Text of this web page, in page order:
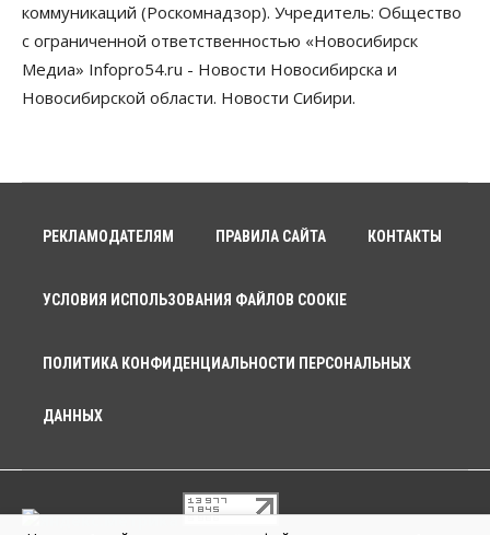
коммуникаций (Роскомнадзор). Учредитель: Общество
с ограниченной ответственностью «Новосибирск
Медиа» Infopro54.ru - Новости Новосибирска и
Новосибирской области. Новости Сибири.
РЕКЛАМОДАТЕЛЯМ ПРАВИЛА САЙТА КОНТАКТЫ
УСЛОВИЯ ИСПОЛЬЗОВАНИЯ ФАЙЛОВ COOKIE
ПОЛИТИКА КОНФИДЕНЦИАЛЬНОСТИ ПЕРСОНАЛЬНЫХ
ДАННЫХ